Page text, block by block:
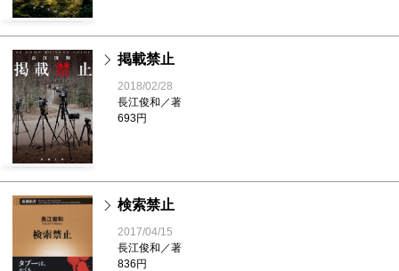
掲載禁止
2018/02/28
長江俊和／著
693円
検索禁止
2017/04/15
長江俊和／著
836円